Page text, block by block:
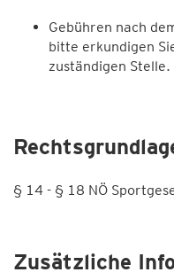
Gebühren nach
bitte erkundigen
zuständigen Stelle.
§ 14 - § 18 NÖ
Zusätzliche